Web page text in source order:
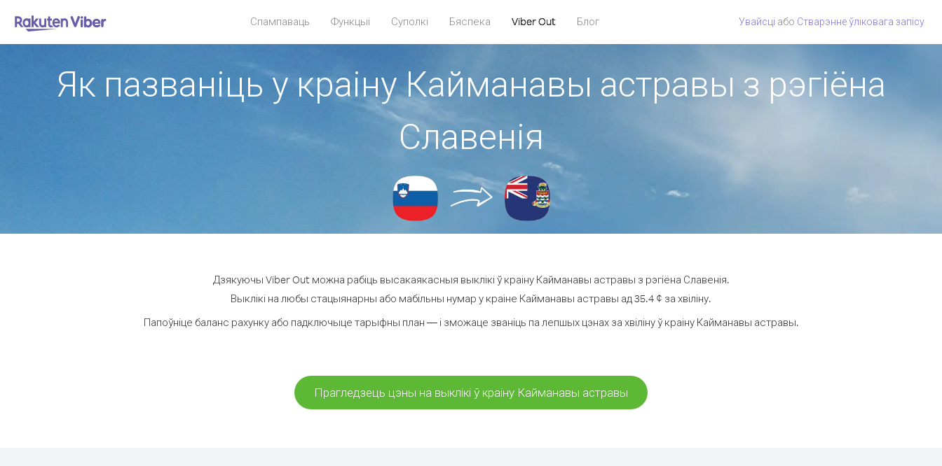
Спампаваць Функцыі Суполкі Бяспека Viber Out Блог Увайсці або Стварэнне ўліковага запісу
Як пазваніць у краіну Кайманавы астравы з рэгіёна
Славенія
Дзякуючы Viber Out можна рабіць высакаякасныя выклікі ў краіну Кайманавы астравы з рэгіёна Славенія.
Выклікі на любы стацыянарны або мабільны нумар у краіне Кайманавы астравы ад 35.4 ¢ за хвіліну.
Папоўніце баланс рахунку або падключыце тарыфны план — і зможаце званіць па лепшых цэнах за хвіліну ў краіну Кайманавы астравы.
Прагледзець цэны на выклікі ў краіну Кайманавы астравы